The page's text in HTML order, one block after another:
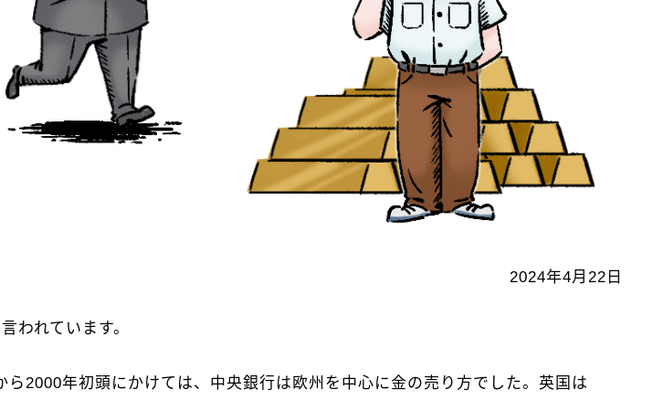
2024年4月22日
われています。
2000年初頭にかけては、中央銀行は欧州を中心に金の売り方でした。英国は